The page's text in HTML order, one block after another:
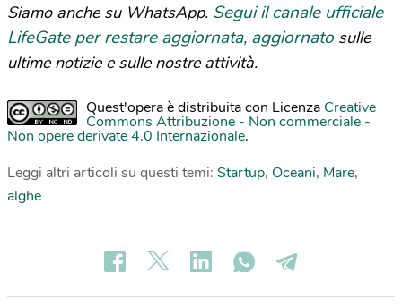
Siamo anche su WhatsApp. Segui il canale ufficiale
LifeGate per restare aggiornata, aggiornato sulle
ultime notizie e sulle nostre attività.
Quest'opera è distribuita con Licenza Creative
Commons Attribuzione - Non commerciale -
Non opere derivate 4.0 Internazionale.
Leggi altri articoli su questi temi: Startup, Oceani, Mare,
alghe